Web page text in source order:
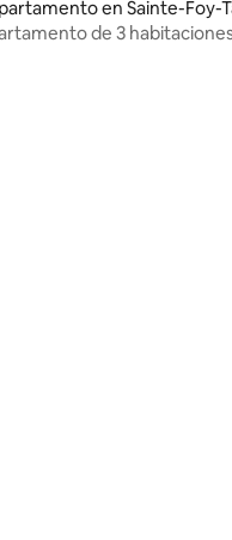
4.94 de 5; 54
en Sainte-Foy-
de 3